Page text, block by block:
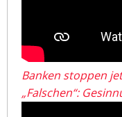
Banken stoppen
„Falschen“: